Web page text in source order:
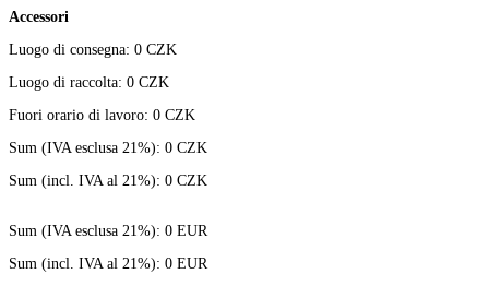
Accessori
Luogo di consegna: 0 CZK
Luogo di raccolta: 0 CZK
Fuori orario di lavoro: 0 CZK
Sum (IVA esclusa 21%): 0 CZK
Sum (incl. IVA al 21%): 0 CZK
Sum (IVA esclusa 21%): 0 EUR
Sum (incl. IVA al 21%): 0 EUR